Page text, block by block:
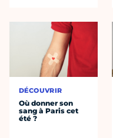
DÉCOUVRIR
Où donner son
sang à Paris cet
été ?